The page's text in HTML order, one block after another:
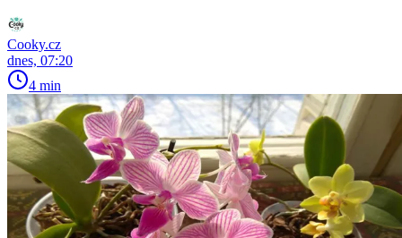
Cooky.cz
dnes, 07:20
4 min